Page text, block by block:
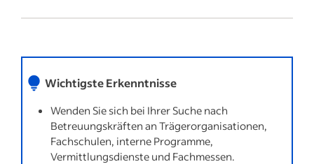
Warum sollte ich Betreuungskräfte
einstellen?
Ihren Einstellungsbedarf für
Betreuungskräfte definieren
Wichtigste Erkenntnisse
Wenden Sie sich bei Ihrer Suche nach
Betreuungskräften an Trägerorganisationen,
Fachschulen, interne Programme,
Vermittlungsdienste und Fachmessen.